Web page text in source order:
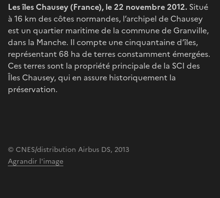
Les îles Chausey (France), le 22 novembre 2012. Situé
à 16 km des côtes normandes, l’archipel de Chausey
est un quartier maritime de la commune de Granville,
dans la Manche. Il compte une cinquantaine d’îles,
représentant 68 ha de terres constamment émergées.
Ces terres sont la propriété principale de la SCI des
Îles Chausey, qui en assure historiquement la
préservation.
© CNES/distribution Airbus DS, 2013
Agrandir l'image